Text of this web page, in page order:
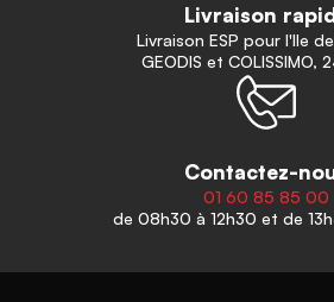
Livraison
Livraison ESP pour l'Ile
GEODIS et COLISSIMO,
Contactez-
01 60 85 85 00
de 08h30 à 12h30 et de